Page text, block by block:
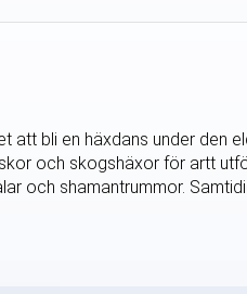
att bli en häxdans under den
och skogshäxor för artt
och shamantrummor.